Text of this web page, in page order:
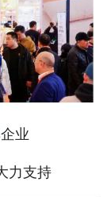
业
力支持